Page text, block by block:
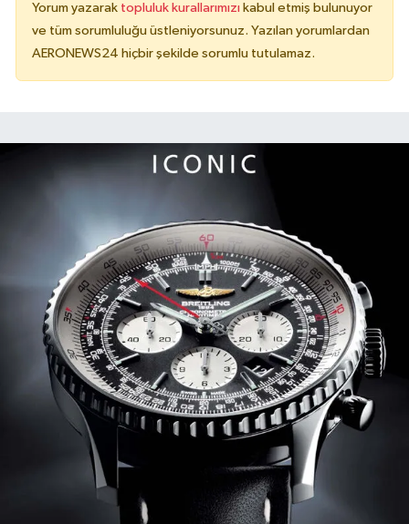
Yorum yazarak topluluk kurallarımızı kabul etmiş bulunuyor
ve tüm sorumluluğu üstleniyorsunuz. Yazılan yorumlardan
AERONEWS24 hiçbir şekilde sorumlu tutulamaz.